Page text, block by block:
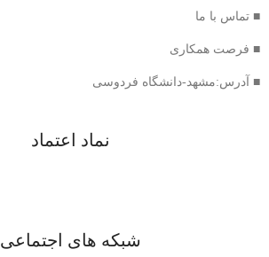
■ تماس با ما
■ فرصت همکاری
■ آدرس:مشهد-دانشگاه فردوسی
نماد اعتماد
شبکه های اجتماعی